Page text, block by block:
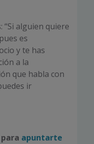
alguien quiere
es
y te has
a la
que habla con
ir
apuntarte